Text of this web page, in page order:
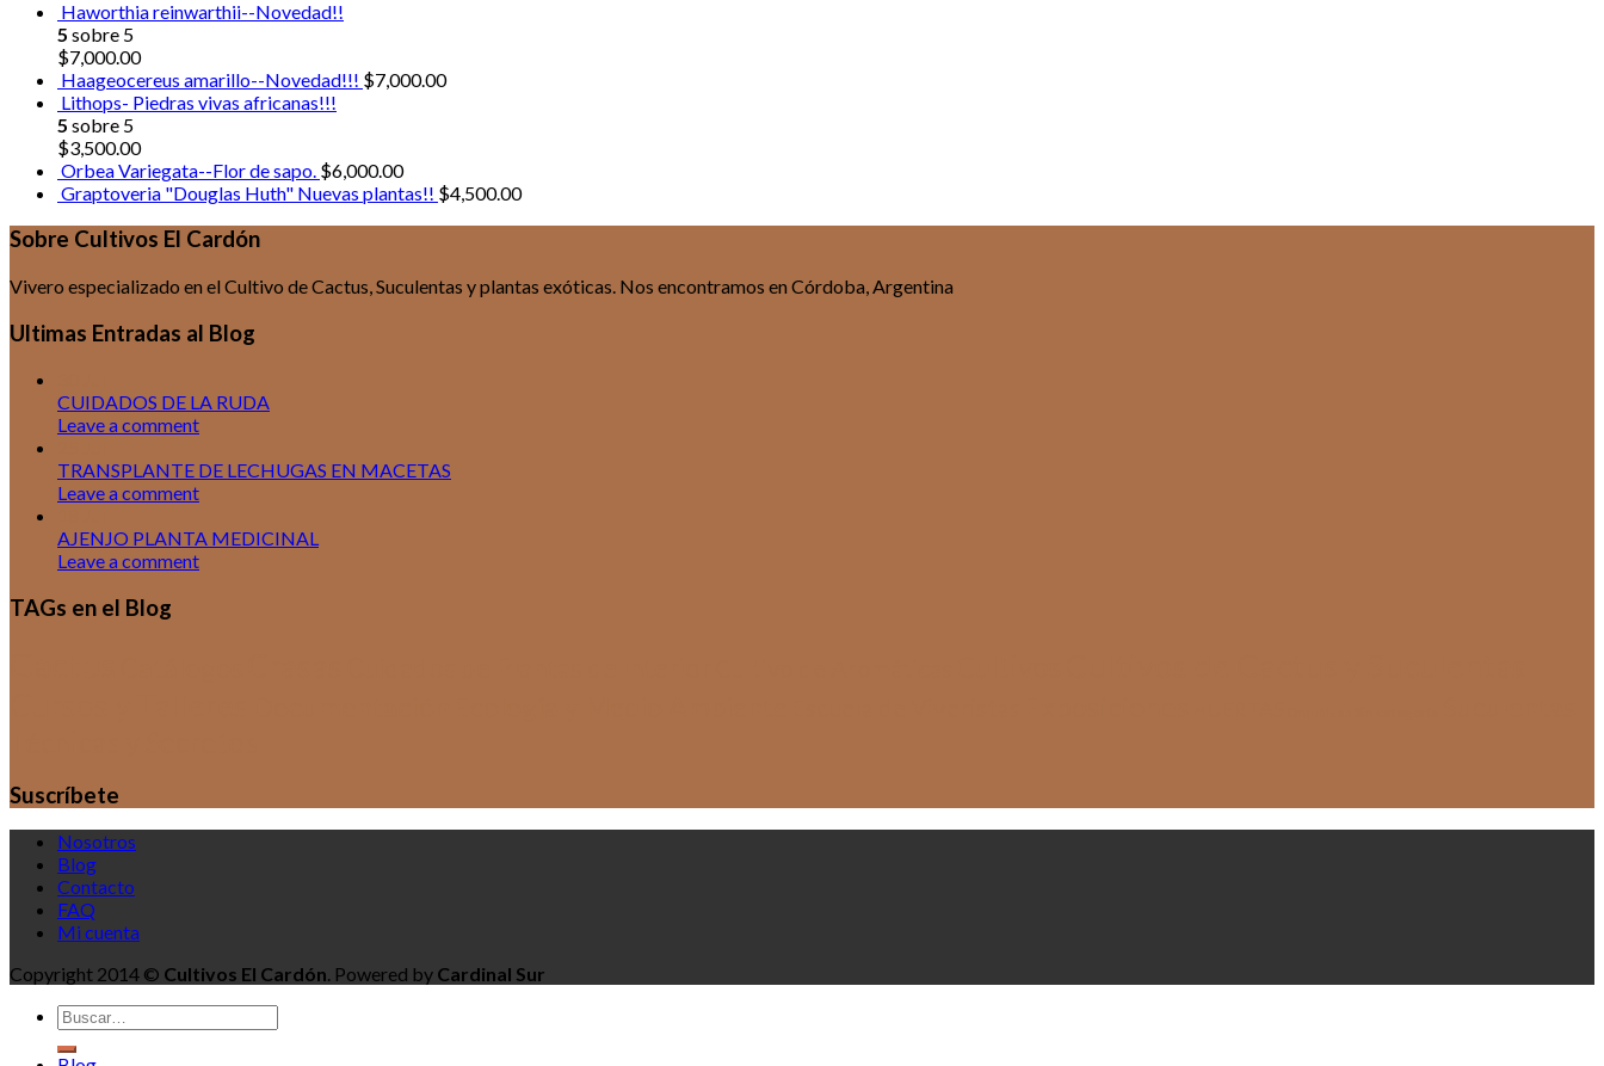
Haworthia reinwarthii--Novedad!!
5 sobre 5
$7,000.00
Haageocereus amarillo--Novedad!!! $7,000.00
Lithops- Piedras vivas africanas!!!
5 sobre 5
$3,500.00
Orbea Variegata--Flor de sapo. $6,000.00
Graptoveria "Douglas Huth" Nuevas plantas!! $4,500.00
Sobre Cultivos El Cardón
Vivero especializado en el Cultivo de Cactus, Suculentas y plantas exóticas. Nos encontramos en Córdoba, Argentina
Ultimas Entradas al Blog
CUIDADOS DE LA RUDA
Leave a comment
TRANSPLANTE DE LECHUGAS EN MACETAS
Leave a comment
AJENJO PLANTA MEDICINAL
Leave a comment
TAGs en el Blog
Suscríbete
Nosotros
Blog
Contacto
FAQ
Mi cuenta
Copyright 2014 © Cultivos El Cardón. Powered by Cardinal Sur